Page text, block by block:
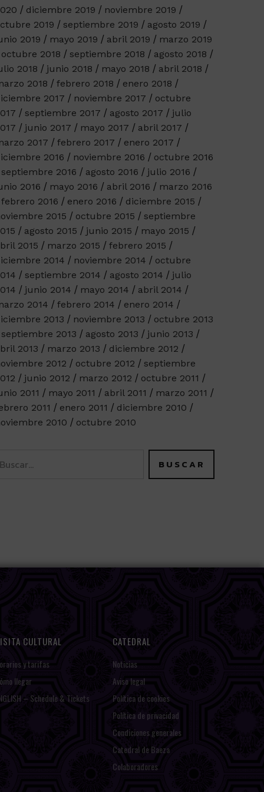
diciembre 2019
noviembre 2019
2019
septiembre 2019
agosto 2019
2019
mayo 2019 abril 2019
marzo 2019
octubre 2018
septiembre 2018
agosto 2018
2018
junio 2018 mayo 2018
abril 2018
2018
febrero 2018
enero 2018
2017
noviembre 2017
octubre
septiembre 2017 agosto 2017
julio
junio 2017 mayo 2017
abril 2017
2017
febrero 2017
enero 2017
2016
noviembre 2016
octubre 2016
septiembre 2016
agosto 2016
julio 2016
2016
mayo 2016 abril 2016
marzo 2016
febrero 2016
enero 2016
diciembre 2015
2015
octubre 2015
septiembre
agosto 2015 junio 2015
mayo 2015
2015
marzo 2015
febrero 2015
2014
noviembre 2014
octubre
septiembre 2014 agosto 2014
julio
junio 2014 mayo 2014
abril 2014
2014
febrero 2014
enero 2014
2013
noviembre 2013
octubre 2013
septiembre 2013
agosto 2013
junio 2013
2013
marzo 2013
diciembre 2012
2012
octubre 2012
septiembre
junio 2012 marzo 2012
octubre 2011
2011
mayo 2011 abril 2011
marzo 2011
2011
enero 2011
diciembre 2010
2010
octubre 2010
CULTURAL
y tarifas
llegar
– Schedule & Tickets
CATEDRAL
Noticias
Aviso legal
Política de cookies
Política de privacidad
Condiciones generales
Catedral de Baeza
Colaboradores